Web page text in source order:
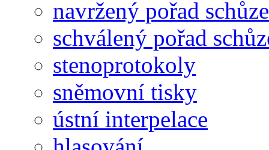
navržený pořad schůze
schválený pořad
stenoprotokoly
sněmovní tisky
ústní interpelace